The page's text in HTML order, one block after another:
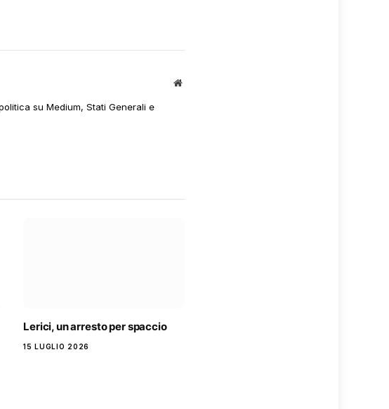
Sito
su Medium, Stati Generali e
Lerici, un arresto per spaccio
15 LUGLIO 2026